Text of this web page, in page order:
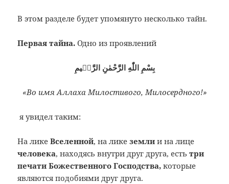
В этом разделе будет упомянуто несколько тайн.
Первая тайна.Одно из проявлений
بِسْمِ اللّٰهِ الرَّحْمٰنِ الرَّحٖيمِ
«Во имя Аллаха Милостивого, Милосердного!»
я увидел таким:
На ликеВселенной, на ликеземли и на лице
человека, находясь внутри друг друга, естьтри
печати Божественного Господства, которые
являются подобиями друг друга.